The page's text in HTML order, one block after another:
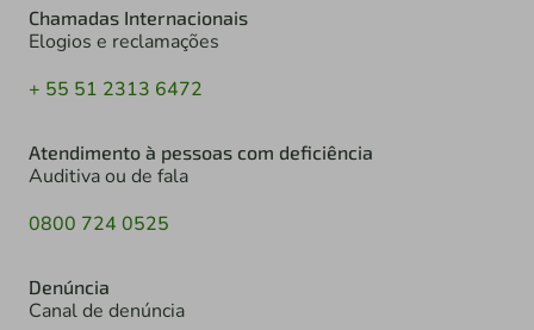
Chamadas Internacionais
Elogios e reclamações
+ 55 51 2313 6472
Atendimento à pessoas com deficiência
Auditiva ou de fala
0800 724 0525
Denúncia
Canal de denúncia